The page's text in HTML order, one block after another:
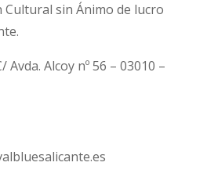
Cultural sin Ánimo de lucro
Avda. Alcoy nº 56 – 03010 –